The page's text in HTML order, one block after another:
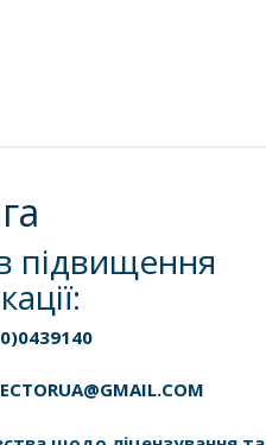
підвищення